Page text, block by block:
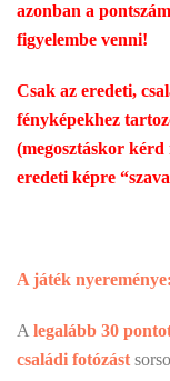
azonban a
figyelembe venni!
Csak az eredeti,
fényképekhez
(megosztáskor kérd
eredeti képre
A játék nyereménye:
A legalább 30
családi fotózást